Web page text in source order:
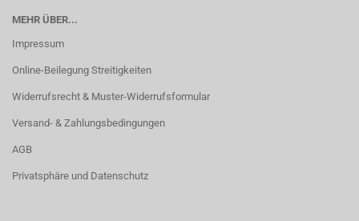
MEHR ÜBER...
Impressum
Online-Beilegung Streitigkeiten
Widerrufsrecht & Muster-Widerrufsformular
Versand- & Zahlungsbedingungen
AGB
Privatsphäre und Datenschutz